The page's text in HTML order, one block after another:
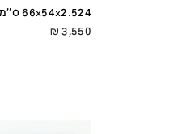
66x54x2.524 ס''מ
3,550
₪